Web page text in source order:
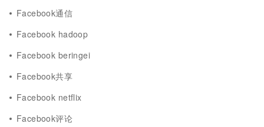
Facebook通信
Facebook hadoop
Facebook beringei
Facebook共享
Facebook netflix
Facebook评论